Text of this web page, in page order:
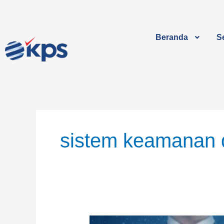
Beranda
sistem keamanan
ISO